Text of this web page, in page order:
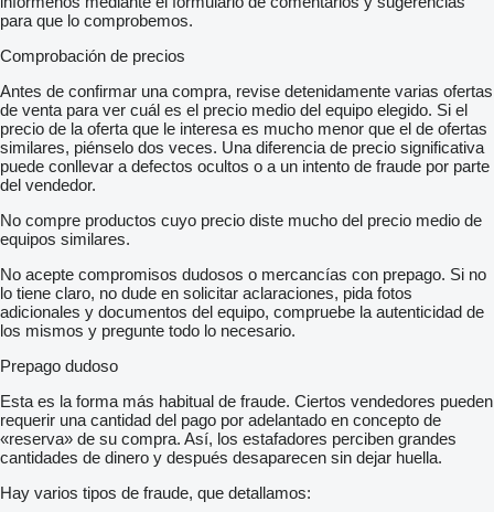
para que lo comprobemos.
Comprobación de precios
Antes de confirmar una compra, revise detenidamente varias ofertas
de venta para ver cuál es el precio medio del equipo elegido. Si el
precio de la oferta que le interesa es mucho menor que el de ofertas
similares, piénselo dos veces. Una diferencia de precio significativa
puede conllevar a defectos ocultos o a un intento de fraude por parte
del vendedor.
No compre productos cuyo precio diste mucho del precio medio de
equipos similares.
No acepte compromisos dudosos o mercancías con prepago. Si no
lo tiene claro, no dude en solicitar aclaraciones, pida fotos
adicionales y documentos del equipo, compruebe la autenticidad de
los mismos y pregunte todo lo necesario.
Prepago dudoso
Esta es la forma más habitual de fraude. Ciertos vendedores pueden
requerir una cantidad del pago por adelantado en concepto de
«reserva» de su compra. Así, los estafadores perciben grandes
cantidades de dinero y después desaparecen sin dejar huella.
Hay varios tipos de fraude, que detallamos: